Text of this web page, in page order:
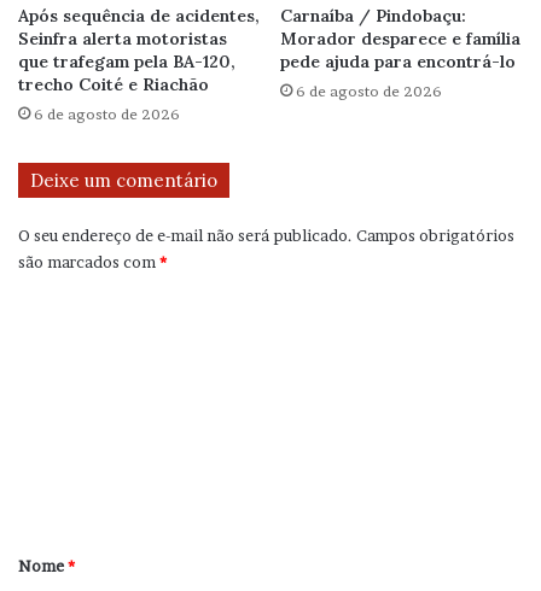
Após sequência de acidentes,
Seinfra alerta motoristas
que trafegam pela BA-120,
trecho Coité e Riachão
6 de agosto de 2026
Carnaíba / Pindobaçu:
Morador desparece e família
pede ajuda para encontrá-lo
6 de agosto de 2026
Deixe um comentário
O seu endereço de e-mail não será publicado. Campos obrigatórios
são marcados com*
r
Nome*